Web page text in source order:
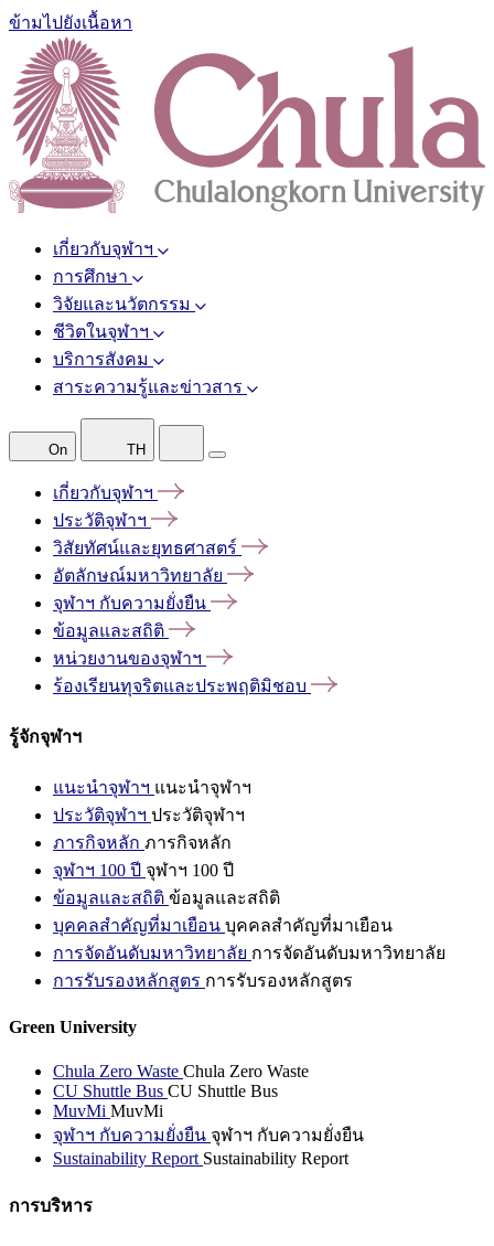
ข้ามไปยังเนื้อหา
เกี่ยวกับจุฬาฯ
การศึกษา
วิจัยและนวัตกรรม
ชีวิตในจุฬาฯ
บริการสังคม
สาระความรู้และข่าวสาร
On TH
เกี่ยวกับจุฬาฯ
ประวัติจุฬาฯ
วิสัยทัศน์และยุทธศาสตร์
อัตลักษณ์มหาวิทยาลัย
จุฬาฯ กับความยั่งยืน
ข้อมูลและสถิติ
หน่วยงานของจุฬาฯ
ร้องเรียนทุจริตและประพฤติมิชอบ
รู้จักจุฬาฯ
แนะนำจุฬาฯ แนะนำจุฬาฯ
ประวัติจุฬาฯ ประวัติจุฬาฯ
ภารกิจหลัก ภารกิจหลัก
จุฬาฯ 100 ปี จุฬาฯ 100 ปี
ข้อมูลและสถิติ ข้อมูลและสถิติ
บุคคลสำคัญที่มาเยือน บุคคลสำคัญที่มาเยือน
การจัดอันดับมหาวิทยาลัย การจัดอันดับมหาวิทยาลัย
การรับรองหลักสูตร การรับรองหลักสูตร
Green University
Chula Zero Waste Chula Zero Waste
CU Shuttle Bus CU Shuttle Bus
MuvMi MuvMi
จุฬาฯ กับความยั่งยืน จุฬาฯ กับความยั่งยืน
Sustainability Report Sustainability Report
การบริหาร